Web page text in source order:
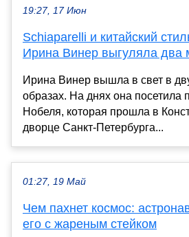
19:27, 17 Июн
Schiaparelli и китайский
Ирина Винер выгуляла два
Ирина Винер вышла в свет в
образах. На днях она
Нобеля, которая прошла в
дворце Санкт-Петербурга...
01:27, 19 Май
Чем пахнет космос:
его с жареным стейком